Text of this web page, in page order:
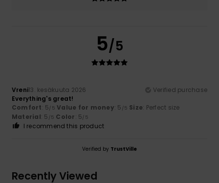
5/5
Vreni13. kesäkuuta 2026
Verified purchase
Everything's great!
Comfort: 5/5 Value for money: 5 /5 Size: Perfect size
Material: 5 /5 Color: 5/5
I recommend this product
Verified by TrustVille
Recently Viewed